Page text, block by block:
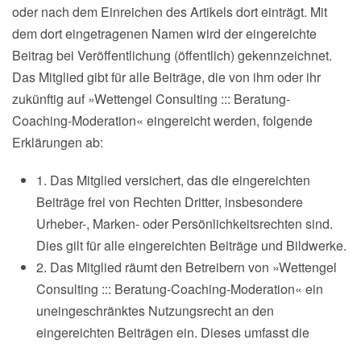
oder nach dem Einreichen des Artikels dort einträgt. Mit
dem dort eingetragenen Namen wird der eingereichte
Beitrag bei Veröffentlichung (öffentlich) gekennzeichnet.
Das Mitglied gibt für alle Beiträge, die von ihm oder ihr
zukünftig auf »Wettengel Consulting ::: Beratung-
Coaching-Moderation« eingereicht werden, folgende
Erklärungen ab:
1. Das Mitglied versichert, das die eingereichten
Beiträge frei von Rechten Dritter, insbesondere
Urheber-, Marken- oder Persönlichkeitsrechten sind.
Dies gilt für alle eingereichten Beiträge und Bildwerke.
2. Das Mitglied räumt den Betreibern von »Wettengel
Consulting ::: Beratung-Coaching-Moderation« ein
uneingeschränktes Nutzungsrecht an den
eingereichten Beiträgen ein. Dieses umfasst die